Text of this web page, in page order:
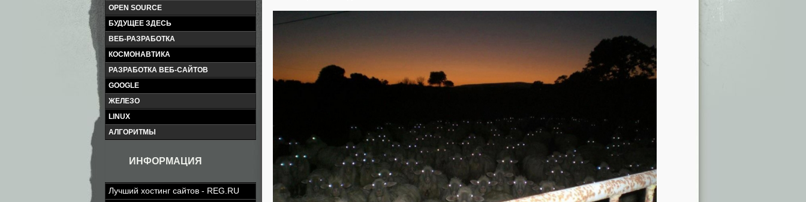
OPEN SOURCE
БУДУЩЕЕ ЗДЕСЬ
ВЕБ-РАЗРАБОТКА
КОСМОНАВТИКА
РАЗРАБОТКА ВЕБ-САЙТОВ
GOOGLE
ЖЕЛЕЗО
LINUX
АЛГОРИТМЫ
ИНФОРМАЦИЯ
Лучший хостинг сайтов - REG.RU